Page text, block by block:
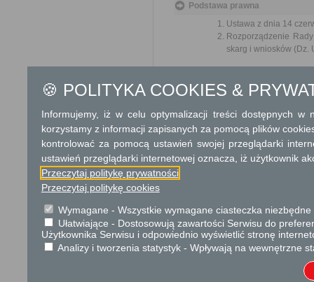
Podstawa prawna
Ustawa z dnia 14
Rozporządzenie
skarg i wniosków (Dz.
Zgodnie z art. 13 ust. 1 i
informujemy Panią/Pana o
Pani/Panu prawach,
1. AdministratoremPani/Pana
działający w imieniu Gminy
3. Administrator przetwarza
podstawie udzielonej zgody.
4. Pani/Pana dane osobowe
zawartych przez Administratora
5. W związku z przetwarzaniem
władzy publicznej oraz
🍪 POLITYKA COOKIES &
Informujemy, iż w celu optymalizacji treści dostępnych w
korzystamy z informacji zapisanych za pomocą plików
kontrolować za pomocą ustawień swojej przeglądarki
ustawień przeglądarki internetowej oznacza, iż użytkownik
Przeczytaj politykę prywatności
Przeczytaj politykę cookies
Wymagane - Wszystkie wymagane ciasteczka
Ułatwiające - Dostosowują zawartości Serwisu do
Użytkownika Serwisu i odpowiednio wyświetlić stronę
Analizy i tworzenia statystyk - Wpływają na wewnętrzne